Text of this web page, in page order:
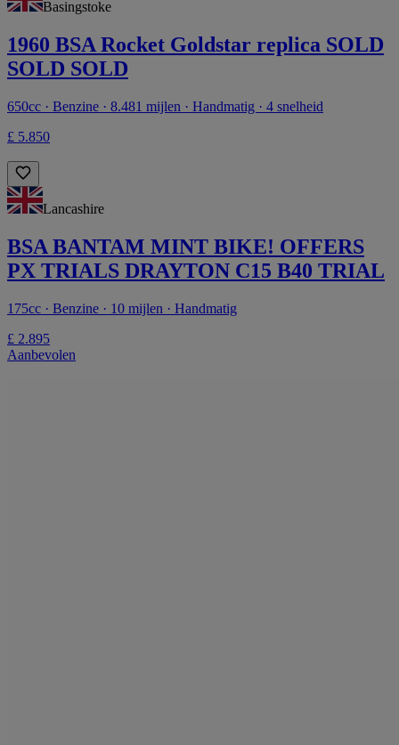
Basingstoke
1960 BSA Rocket Goldstar replica SOLD
SOLD SOLD
650cc · Benzine · 8.481 mijlen · Handmatig · 4 snelheid
£ 5.850
Lancashire
BSA BANTAM MINT BIKE! OFFERS
PX TRIALS DRAYTON C15 B40 TRIAL
175cc · Benzine · 10 mijlen · Handmatig
£ 2.895
Aanbevolen